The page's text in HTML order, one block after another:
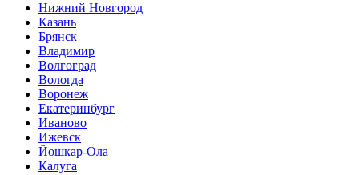
Нижний Нoвгород
Казань
Брянск
Владимир
Волгоград
Вологда
Воронеж
Екатеринбург
Иваново
Ижевск
Йошкар-Ола
Калуга